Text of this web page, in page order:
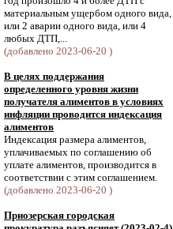
материальным ущербом одного вида,
или 2 аварии одного вида, или 4
любых ДТП,...
(добавлено 2023-06-20 )
В целях поддержания
определенного уровня жизни
получателя алиментов в условиях
инфляции проводится индексация
алиментов
Индексация размера алиментов,
уплачиваемых по соглашению об
уплате алиментов, производится в
соответствии с этим соглашением.
(добавлено 2023-06-20 )
Приозерская городская